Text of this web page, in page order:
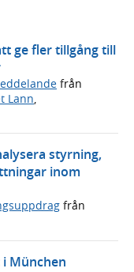
ge fler tillgång till
från
Lann
styrning,
inom
från
München